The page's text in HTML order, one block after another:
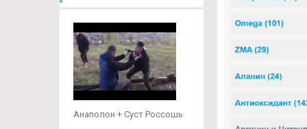
Анаполон + Суст Россошь